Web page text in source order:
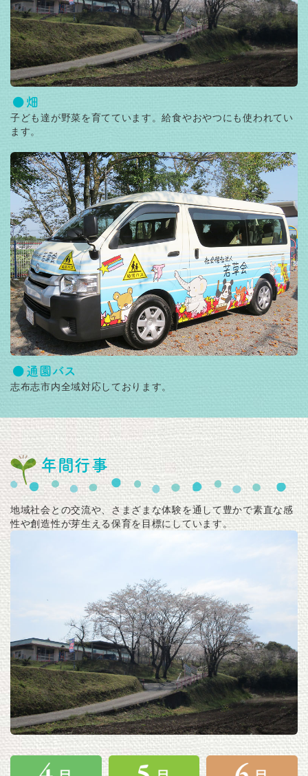
畑
子ども達が野菜を育てています。給食やおやつにも使われてい
ます。
通園バス
志布志市内全域対応しております。
年間行事
地域社会との交流や、さまざまな体験を通して豊かで素直な感
性や創造性が芽生える保育を目標にしています。